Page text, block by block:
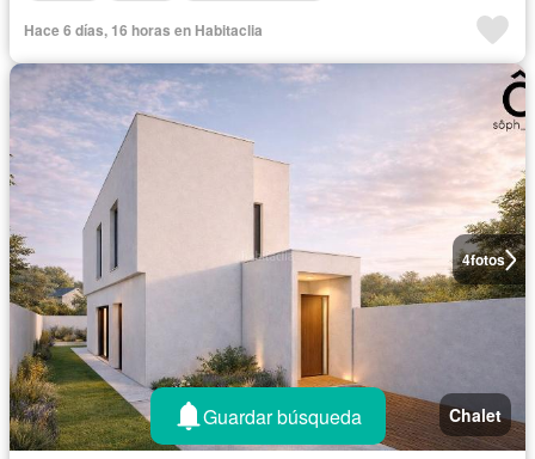
Hace 6 días, 16 horas en Habitaclia
4fotos
Chalet
Guardar búsqueda